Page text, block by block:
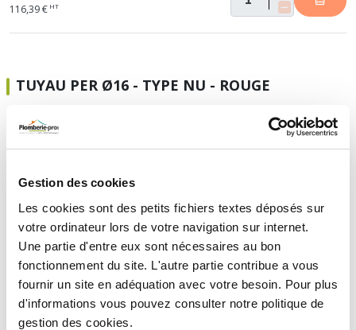
Gestion des cookies
Les cookies sont des petits fichiers textes déposés sur
votre ordinateur lors de votre navigation sur internet.
Une partie d'entre eux sont nécessaires au bon
fonctionnement du site. L'autre partie contribue a vous
fournir un site en adéquation avec votre besoin. Pour plus
d'informations vous pouvez consulter notre politique de
gestion des cookies.
116,39 € HT
TUYAU PER Ø16 - TYPE NU - ROUGE
Tube PER nu rouge Ø16 - longueur 15 m -
12,69 € HT
Tube PER nu rouge Ø16 - longueur 25 m -
21,26 €
HT